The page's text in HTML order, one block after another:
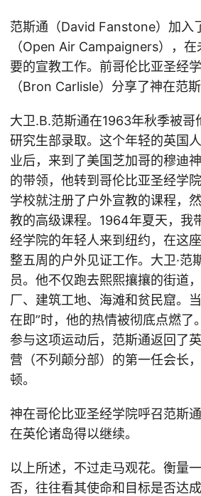
范斯通（David Fanstone）加入
（Open Air Campaigners），
要的宣教工作。前哥伦比亚圣经
（Bron Carlisle）分享了神在范
大卫.B.范斯通在1963年秋季被哥
研究生部录取。这个年轻的英国
业后，来到了美国芝加哥的穆迪
的带领，他转到哥伦比亚圣经学
学校就注册了户外宣教的课程，
教的高级课程。1964年夏天，我
经学院的年轻人来到纽约，在这
整五周的户外见证工作。大卫·范
员。他不仅跑去熙熙攘攘的街道
厂、建筑工地、海滩和贫民窟。
在即”时，他的热情被彻底点燃了
参与这项运动后，范斯通返回了
营（不列颠分部）的第一任会长
顿。
神在哥伦比亚圣经学院呼召范斯
在英伦诸岛得以继续。
以上所述，不过走马观花。衡量
否，往往看其使命和目标是否达